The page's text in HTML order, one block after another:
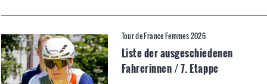
Tour de France Femmes 2026
Liste der ausgeschiedenen
Fahrerinnen / 7. Etappe